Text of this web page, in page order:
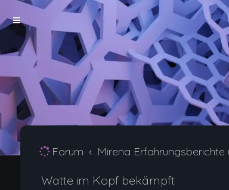
Forum Mirena
Watte im Kopf bekämpft